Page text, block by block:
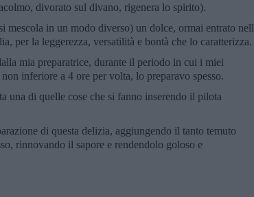
divorato sul divano, rigenera lo spirito).
mescola in un modo diverso) un dolce, ormai entrato
per la leggerezza, versatilità e bontà che lo caratterizza.
mia preparatrice, durante il periodo in cui i miei
inferiore a 4 ore per volta, lo preparavo spesso.
una di quelle cose che si fanno inserendo il pilota
di questa delizia, aggiungendo il tanto temuto
rinnovando il sapore e rendendolo goloso e